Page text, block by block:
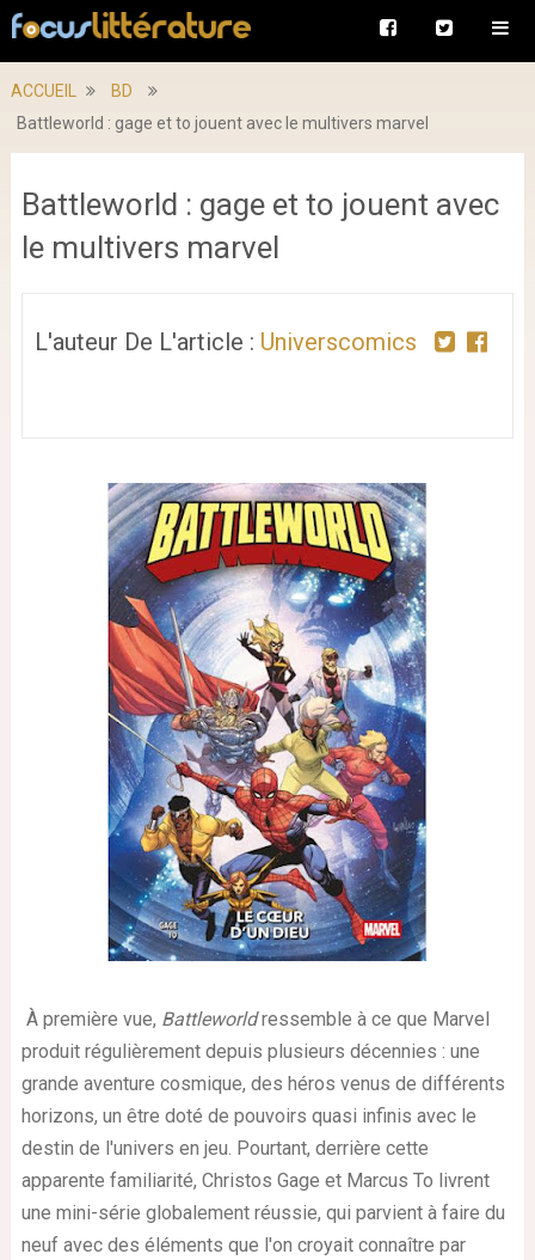
ACCUEIL
BD
Battleworld : gage et to jouent avec le multivers marvel
Battleworld : gage et to jouent avec
le multivers marvel
L'auteur De L'article : Universcomics
À première vue, Battleworldressemble à ce que Marvel
produit régulièrement depuis plusieurs décennies : une
grande aventure cosmique, des héros venus de différents
horizons, un être doté de pouvoirs quasi infinis avec le
destin de l'univers en jeu. Pourtant, derrière cette
apparente familiarité, Christos Gage et Marcus To livrent
une mini-série globalement réussie, qui parvient à faire du
neuf avec des éléments que l'on croyait connaître par